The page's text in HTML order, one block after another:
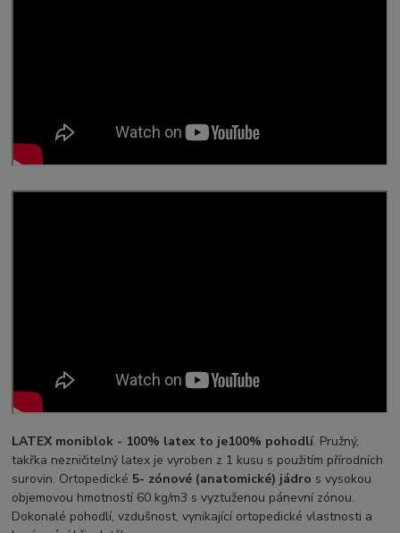
LATEX moniblok - 100% latex to je100% pohodlí. Pružný,
takřka nezničitelný latex je vyroben z 1 kusu s použitím přírodních
surovin. Ortopedické 5- zónové (anatomické) jádro s vysokou
objemovou hmotností 60 kg/m3 s vyztuženou pánevní zónou.
Dokonalé pohodlí, vzdušnost, vynikající ortopedické vlastnosti a